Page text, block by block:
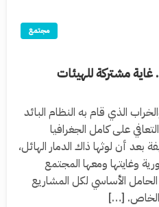
مجتمع
مشتركة للهيئات
الذي قام به النظام البائد
على كامل الجغرافيا
بعد أن لوثها ذاك الدمار الهائل،
وغايتها ومعها المجتمع
الأساسي لكل المشاريع
والخاص. […]